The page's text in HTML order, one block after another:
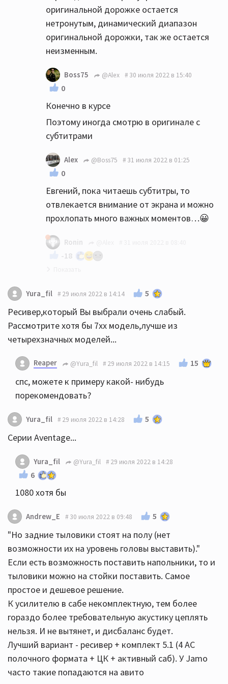
оригинальной дорожке остается
нетронутым, динамический диапазон
оригинальной дорожки, так же остается
неизменным.
Boss75 @Alex 30 июля 2022 в 15:40
0
Конечно в курсе
Поэтому иногда смотрю в оригинале с
субтитрами
Alex @Boss75 31 июля 2022 в 01:25
0
Евгений, пока читаешь субтитры, то
отвлекается внимание от экрана и можно
прохлопать много важных моментов…😀
Ronin
-18
вот вот, субтитры бесят еще больше, чем,
местами, кривой дубляж..
Пока читаешь буковки, можно перестать
понимать, про что, собственно, фильм.. 😁
Yura_fil 29 июля 2022 в 14:14 5
Ресивер,который Вы выбрали очень слабый.
Рассмотрите хотя бы 7хх модель,лучше из
четырехзначных моделей...
Reaper @Yura_fil 29 июля 2022 в 14:15 15
спс, можете к примеру какой- нибудь
порекомендовать?
Yura_fil 29 июля 2022 в 14:28 5
Серии Aventage...
Yura_fil @Yura_fil 29 июля 2022 в 14:28
6
1080 хотя бы
Andrew_E 30 июля 2022 в 09:48 5
"Но задние тыловики стоят на полу (нет
возможности их на уровень головы выставить)."
Если есть возможность поставить напольники, то и
тыловики можно на стойки поставить. Самое
простое и дешевое решение.
К усилителю в сабе некомплектную, тем более
гораздо более требовательную акустику цеплять
нельзя. И не вытянет, и дисбаланс будет.
Лучший вариант - ресивер + комплект 5.1 (4 АС
полочного формата + ЦК + активный саб). У Jamo
часто такие попадаются на авито